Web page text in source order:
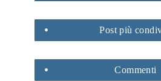
Postpiù
Commenti